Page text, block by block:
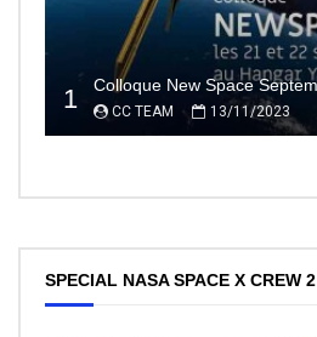
1 CC TEAM 13/11/2023
SPECIAL NASA SPACE X CREW 2